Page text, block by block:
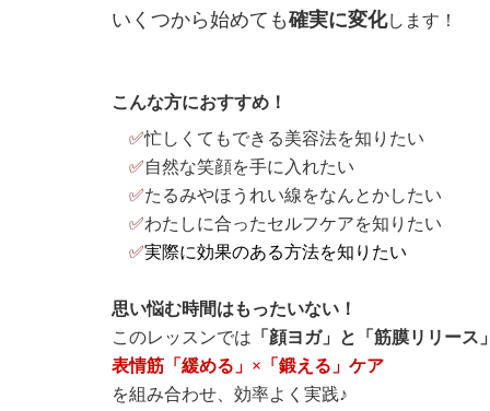
いくつから始めても確実に変化します！
こんな方におすすめ！
✅忙しくてもできる美容法を知りたい
✅自然な笑顔を手に入れたい
✅たるみやほうれい線をなんとかしたい
✅わたしに合ったセルフケアを知りたい
✅実際に効果のある方法を知りたい
思い悩む時間はもったいない！
このレッスンでは 「顔ヨガ」と「筋膜リリース
表情筋「緩める」×「鍛える」ケア
を組み合わせ、効率よく実践♪